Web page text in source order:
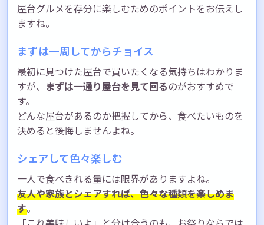
屋台グルメを存分に楽しむためのポイントをお伝えし
ますね。
まずは一周してからチョイス
最初に見つけた屋台で買いたくなる気持ちはわかりま
すが、 まずは一通り屋台を見て回るのがおすすめで
す。
どんな屋台があるのか把握してから、食べたいものを
決めると後悔しませんよね。
シェアして色々楽しむ
一人で食べきれる量には限界がありますよね。
友人や家族とシェアすれば、色々な種類を楽しめま
す。